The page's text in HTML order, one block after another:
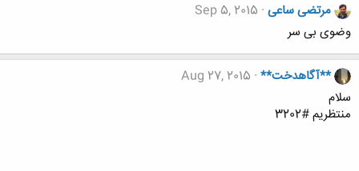
مرتضی ساعی Sep 5, 2015
وضوی بی سر
**آگاهدخت** Aug 27, 2015
سلام
منتظریم #3202